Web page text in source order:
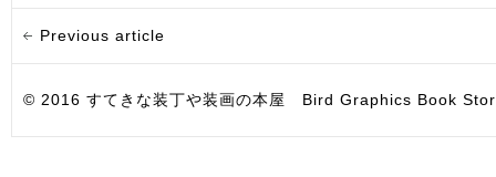
Previous article
© 2016 すてきな装丁や装画の本屋 Bird Graphics Book